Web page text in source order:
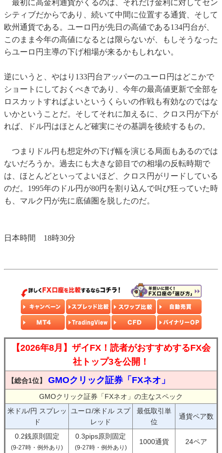
最初に高金利通貨がくるのは、それだけ金利に対してセン
シティブだからであり、続いて中間に位置する通貨、そして
欧州通貨である。ユーロ円が先日の高値である134円台が、
このまま今年の高値になるとは限らないが、もしそうなった
らユーロ円主導の下げ相場が来るかもしれない。
逆にいうと、やはり133円台アッパーのユーロ円はどこかで
ショートにしておくべきであり、今年の最高値更新で全部を
ロスカットすればよいというくらいの作戦も有効なのではな
いかということだ。そしてそれに加えるに、クロス円が下が
れば、ドル円はほとんど確実にその基調を後続するもの。
つまりドル円も想定外の下げ幅を演じる局面もあるのでは
ないだろうか。過去にも大きな節目での相場の反転時期で
は、ほとんどといってよいほど、クロス円がリードしている
のだ。1995年のドル円が80円を割り込んで叫び狂っていた時
も、マルク円が先に底値圏を脱したのだ。
日本時間 18時30分
【2026年8月】ザイFX！読者がおすすめするFX会
社トップ3を公開！
【総合1位】 GMOクリック証券「FXネオ」
GMOクリック証券「FXネオ」の主なスペック
米ドル/円 スプレッ
ド
ユーロ/米ドル スプ
レッド
最低取引単
位
通貨ペア数
0.2銭原則固定
(9-27時・例外あり)
0.3pips原則固定
(9-27時・例外あり)
1000通貨 24ペア